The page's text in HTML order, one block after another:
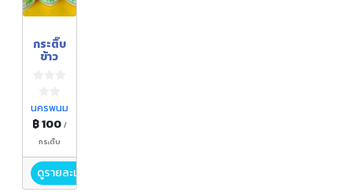
กระติ๊บ
ข้าว
นครพนม
฿ 100 /
กระติ้บ
ดูรายละเอียด